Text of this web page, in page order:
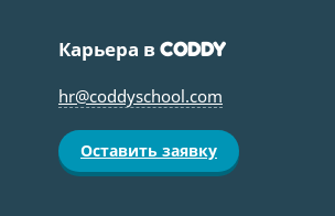
Карьера вCODDY
hr@coddyschool.com
Оставить заявку